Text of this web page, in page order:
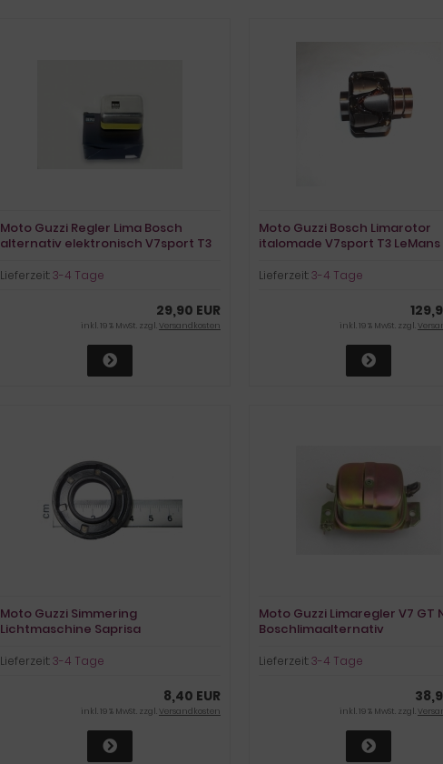
Moto Guzzi Regler Lima Bosch
alternativ elektronisch V7sport T3
65
Lieferzeit:3-4 Tage
29,90 EUR
inkl. 19 % MwSt. zzgl.Versandkosten
Moto Guzzi Bosch Limarotor
italomade V7sport T3 LeMans
Lieferzeit:3-4 Tage
inkl. 19 % MwSt. zzgl.
Moto Guzzi Simmering
Lichtmaschine Saprisa
Lieferzeit:3-4 Tage
8,40 EUR
inkl. 19 % MwSt. zzgl.Versandkosten
Moto Guzzi Limaregler V7 GT
Boschlimaalternativ
Lieferzeit:3-4 Tage
inkl. 19 % MwSt. zzgl.